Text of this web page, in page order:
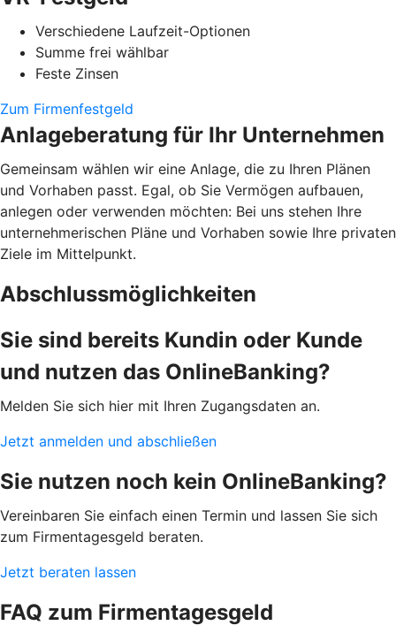
Verschiedene Laufzeit-Optionen
Summe frei wählbar
Feste Zinsen
Zum Firmenfestgeld
Anlageberatung für Ihr Unternehmen
Gemeinsam wählen wir eine Anlage, die zu Ihren Plänen
und Vorhaben passt. Egal, ob Sie Vermögen aufbauen,
anlegen oder verwenden möchten: Bei uns stehen Ihre
unternehmerischen Pläne und Vorhaben sowie Ihre privaten
Ziele im Mittelpunkt.
Abschlussmöglichkeiten
Sie sind bereits Kundin oder Kunde
und nutzen das OnlineBanking?
Melden Sie sich hier mit Ihren Zugangsdaten an.
Jetzt anmelden und abschließen
Sie nutzen noch kein OnlineBanking?
Vereinbaren Sie einfach einen Termin und lassen Sie sich
zum Firmentagesgeld beraten.
Jetzt beraten lassen
FAQ zum Firmentagesgeld